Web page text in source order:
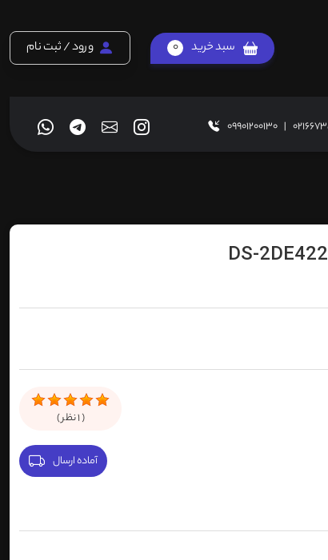
سبد خرید 0 ورود / ثبت نام
|
09901200130
(
1نظر )
آماده ارسال